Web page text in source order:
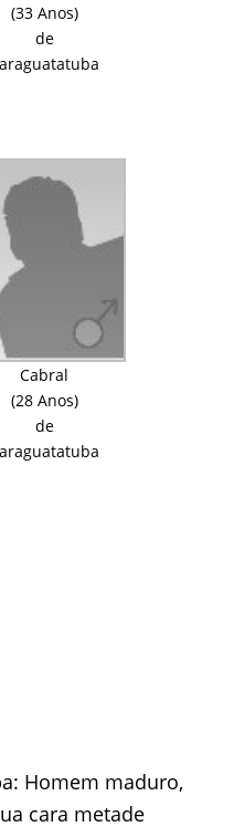
(33 Anos)
de
Cabral
(28 Anos)
de
Homem maduro,
cara metade